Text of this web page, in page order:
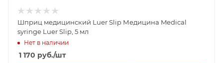
Шприц медицинский Luer Slip Медицина Medical
syringe Luer Slip, 5 мл
Нет в наличии
1 170 руб./шт